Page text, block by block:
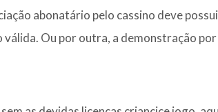
abonatário pelo cassino deve
Ou por outra, a demonstração por